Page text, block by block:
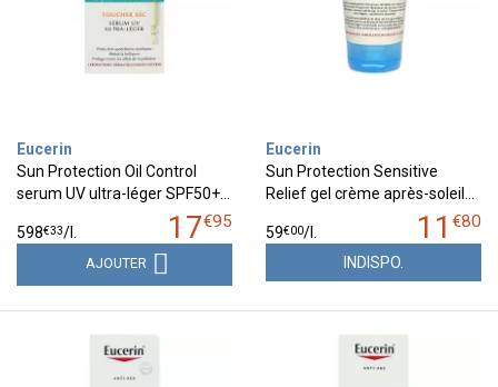
Eucerin
Sun Protection Oil Control
serum UV ultra-léger SPF50+…
17€95
598€33/
AJOUTER
Eucerin
Sun Protection Sensitive
Relief gel crème après-soleil…
11 €80
59€00/
INDISPO.